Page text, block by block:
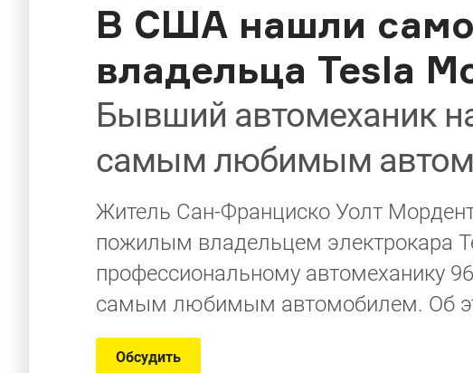
В США нашли
владельца Tesla
Бывший автомеханик
самым любимым
Житель Сан-Франциско Уолт
пожилым владельцем электрокара
профессиональному автомеханику
самым любимым автомобилем. Об
Обсудить